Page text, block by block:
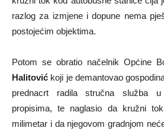
razlog za izmjene i dopune nema
postojećim objektima.
Potom se obratio načelnik Općine
Halitović koji je demantovao
prednacrt radila stručna služba
propisima, te naglasio da kružni
milimetar i da njegovom gradnjom